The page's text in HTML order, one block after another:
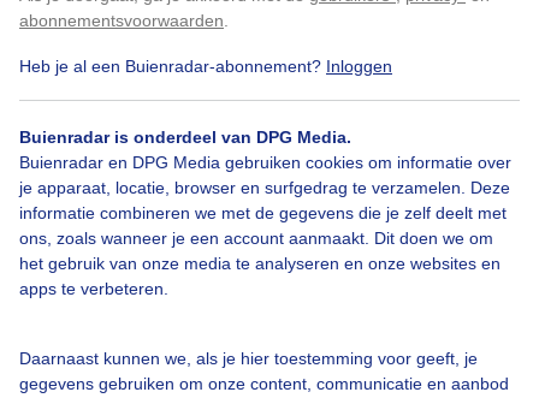
abonnementsvoorwaarden
Heb je al een Buienradar-abonnement? Inloggen
Buienradar is onderdeel van DPG Media.
Buienradar en DPG Media gebruiken cookies om informatie over
je apparaat, locatie, browser en surfgedrag te verzamelen. Deze
informatie combineren we met de gegevens die je zelf deelt met
ons, zoals wanneer je een account aanmaakt. Dit doen we om
het gebruik van onze media te analyseren en onze websites en
apps te verbeteren.
Daarnaast kunnen we, als je hier toestemming voor geeft, je
gegevens gebruiken om onze content, communicatie en aanbod
Zonnigenheerlijkterrasweer Onderdeparasol
Bekijk slideshow